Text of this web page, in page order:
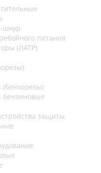
шнур
питания
(ЛАТР)
(бензорезы)
бензиновые
защиты